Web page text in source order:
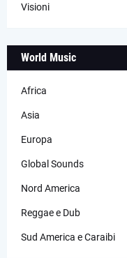
Visioni
World Music
Africa
Asia
Europa
Global Sounds
Nord America
Reggae e Dub
Sud America e Caraibi